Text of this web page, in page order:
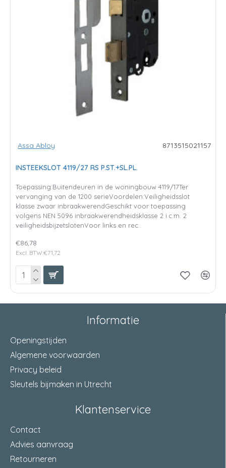
Assa Abloy 8713515021157
INSTEEKSLOT 4119/27 RS P.ST.+SL.PL.
Toepassing:Buitendeuren in de woningbouw 4119/17Ter
vervanging van de 1200 serieVoordelen:Veiligheidsslot
klasse zwaar inbraakwerendGeschikt voor toepassing
volgens NEN 5096 inbraakwerendheidsklasse 2 i.c.m. 2
veiligheidsbijzetslotenVoor links en rec..
€86,78
Excl. BTW:€71,72
Informatie
Openingstijden
Algemene voorwaarden
Privacy beleid
Sleutels bijmaken in Utrecht
Klantenservice
Contact
Advies aanvraag
Retourneren